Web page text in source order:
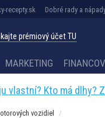
recepty.sk Dobré rady a
prémiový účet TU
MARKETING
vlastní? Kto má dlhy?
vozidiel